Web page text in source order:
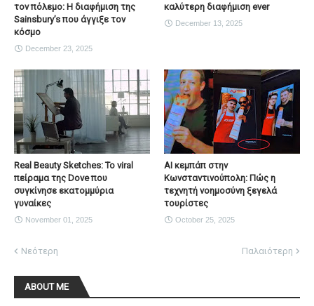
τον πόλεμο: Η διαφήμιση της
Sainsbury’s που άγγιξε τον
κόσμο
December 23, 2025
καλύτερη διαφήμιση ever
December 13, 2025
Real Beauty Sketches: Το viral
πείραμα της Dove που
συγκίνησε εκατομμύρια
γυναίκες
November 01, 2025
AI κεμπάπ στην
Κωνσταντινούπολη: Πώς η
τεχνητή νοημοσύνη ξεγελά
τουρίστες
October 25, 2025
Νεότερη Παλαιότερη
ABOUT ME